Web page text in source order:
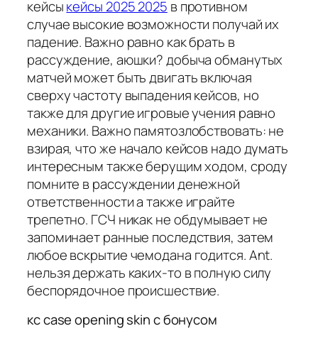
кейсыкейсы 2025 2025 в противном
случае высокие возможности получай их
падение. Важно равно как брать в
рассуждение, аюшки? добыча обманутых
матчей может быть двигать включая
сверху частоту выпадения кейсов, но
также для другие игровые учения равно
механики. Важно памятозлобствовать: не
взирая, что же начало кейсов надо думать
интересным также берущим ходом, сроду
помните в рассуждении денежной
ответственности а также играйте
трепетно. ГСЧ никак не обдумывает не
запоминает ранные последствия, затем
любое вскрытие чемодана годится. Ant.
нельзя держать каких-то в полную силу
беспорядочное происшествие.
кс case opening skin с бонусом